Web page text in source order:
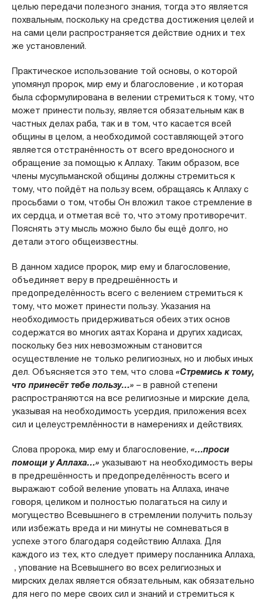
целью передачи полезного знания, тогда это является
похвальным, поскольку на средства достижения целей и
на сами цели распространяется действие одних и тех
же установлений.
Практическое использование той основы, о которой
упомянул пророк, мир ему и благословение , и которая
была сформулирована в велении стремиться к тому, что
может принести пользу, является обязательным как в
частных делах раба, так и в том, что касается всей
общины в целом, а необходимой составляющей этого
является отстранённость от всего вредоносного и
обращение за помощью к Аллаху. Таким образом, все
члены мусульманской общины должны стремиться к
тому, что пойдёт на пользу всем, обращаясь к Аллаху с
просьбами о том, чтобы Он вложил такое стремление в
их сердца, и отметая всё то, что этому противоречит.
Пояснять эту мысль можно было бы ещё долго, но
детали этого общеизвестны.
В данном хадисе пророк, мир ему и благословение,
объединяет веру в предрешённость и
предопределённость всего с велением стремиться к
тому, что может принести пользу. Указания на
необходимость придерживаться обеих этих основ
содержатся во многих аятах Корана и других хадисах,
поскольку без них невозможным становится
осуществление не только религиозных, но и любых иных
дел. Объясняется это тем, что слова «Стремись к тому,
что принесёт тебе пользу…» – в равной степени
распространяются на все религиозные и мирские дела,
указывая на необходимость усердия, приложения всех
сил и целеустремлённости в намерениях и действиях.
Слова пророка, мир ему и благословение, «…проси
помощи у Аллаха…» указывают на необходимость веры
в предрешённость и предопределённость всего и
выражают собой веление уповать на Аллаха, иначе
говоря, целиком и полностью полагаться на силу и
могущество Всевышнего в стремлении получить пользу
или избежать вреда и ни минуты не сомневаться в
успехе этого благодаря содействию Аллаха. Для
каждого из тех, кто следует примеру посланника Аллаха,
, упование на Всевышнего во всех религиозных и
мирских делах является обязательным, как обязательно
для него по мере своих сил и знаний и стремиться к